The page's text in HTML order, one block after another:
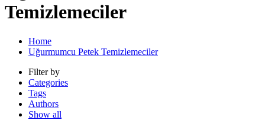
Temizlemeciler
Home
Uğurmumcu Petek Temizlemeciler
Filter by
Categories
Tags
Authors
Show all